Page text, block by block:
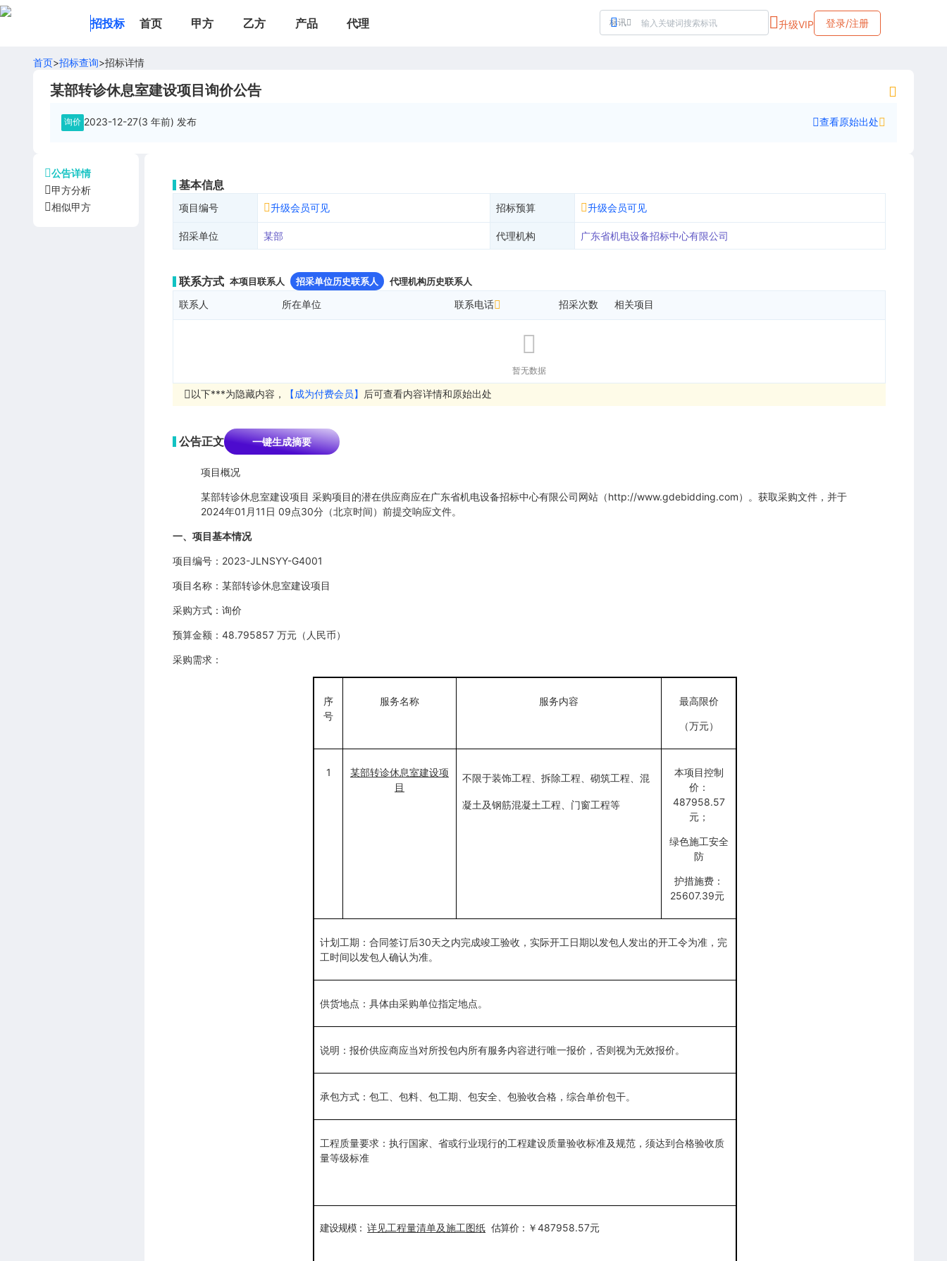
招投标 首页 甲方 乙方 产品 代理 标讯 升级VIP 登录/注册
首页>招标查询>招标详情
某部转诊休息室建设项目询价公告
询价 2023-12-27(3 年前) 发布 查看原始出处
公告详情
甲方分析
相似甲方
基本信息
项目编号 升级会员可见 招标预算 升级会员可见
招采单位 某部 代理机构 广东省机电设备招标中心有限公司
联系方式 本项目联系人 招采单位历史联系人 代理机构历史联系人
联系人 所在单位 联系电话 招采次数 相关项目
暂无数据
以下***为隐藏内容， 【成为付费会员】 后可查看内容详情和原始出处
公告正文 一键生成摘要
项目概况
某部转诊休息室建设项目 采购项目的潜在供应商应在广东省机电设备招标中心有限公司网站（http://www.gdebidding.com）。获取采购文件，并于
2024年01月11日 09点30分（北京时间）前提交响应文件。
一、项目基本情况
项目编号：2023-JLNSYY-G4001
项目名称：某部转诊休息室建设项目
采购方式：询价
预算金额：48.795857 万元（人民币）
采购需求：
序
号
服务名称 服务内容 最高限价
（万元）
1
某部转诊休息室建设项
目
不限于装饰工程、拆除工程、砌筑工程、混
凝土及钢筋混凝土工程、门窗工程等
本项目控制
价：
487958.57
元；
绿色施工安全
防
护措施费：
25607.39元
计划工期：合同签订后30天之内完成竣工验收，实际开工日期以发包人发出的开工令为准，完
工时间以发包人确认为准。
供货地点：具体由采购单位指定地点。
说明：报价供应商应当对所投包内所有服务内容进行唯一报价，否则视为无效报价。
承包方式：包工、包料、包工期、包安全、包验收合格，综合单价包干。
工程质量要求：执行国家、省或行业现行的工程建设质量验收标准及规范，须达到合格验收质
量等级标准
建设规模：详见工程量清单及施工图纸 估算价： ￥487958.57元